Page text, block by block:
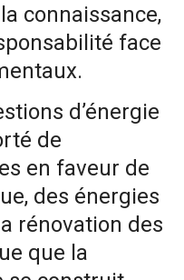
connaissance,
face
d’énergie
de
en faveur de
des énergies
rénovation des
que la